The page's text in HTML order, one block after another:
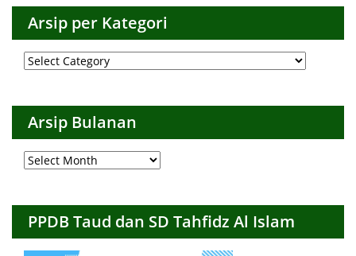
Arsip per Kategori
Arsip
per
Arsip Bulanan
Arsip
Bulanan
PPDB Taud dan SD Tahfidz Al Islam